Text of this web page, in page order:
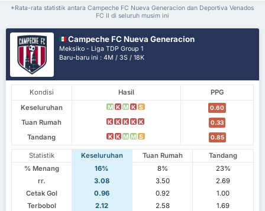
*Rata-rata statistik antara Campeche FC Nueva Generacion dan Deportiva Venados
FC II di seluruh musim ini
Campeche FC Nueva Generacion
Meksiko - Liga TDP Group 1
Baru-baru ini : 4M / 3S / 18K
Kondisi Hasil
PPG
Keseluruhan
M K M K S 0.60
Tuan Rumah K K K K K 0.33
Tandang K K M M S 0.85
Statistik Keseluruhan Tuan Rumah
Tandang
% Menang
16% 8%
23%
rr.
3.08 3.50
2.69
Cetak Gol
0.96 0.92
1.00
Terbobol
2.12 2.58
1.69